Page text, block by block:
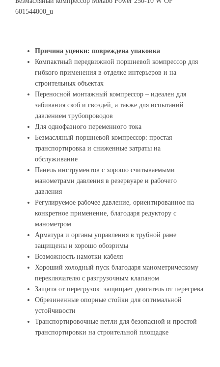
601544000_u
Причина уценки: повреждена упаковка
Компактный передвижной поршневой компрессор для
гибкого применения в отделке интерьеров и на
строительных объектах
Переносной монтажный компрессор – идеален для
забивания скоб и гвоздей, а также для испытаний
давлением трубопроводов
Для однофазного переменного тока
Безмасляный поршневой компрессор: простая
транспортировка и сниженные затраты на
обслуживание
Панель инструментов с хорошо считываемыми
манометрами давления в резервуаре и рабочего
давления
Регулируемое рабочее давление, ориентированное на
конкретное применение, благодаря редуктору с
манометром
Арматура и органы управления в трубной раме
защищены и хорошо обозримы
Возможность намотки кабеля
Хороший холодный пуск благодаря манометрическому
переключателю с разгрузочным клапаном
Защита от перегрузок: защищает двигатель от перегрева
Обрезиненные опорные стойки для оптимальной
устойчивости
Транспортировочные петли для безопасной и простой
транспортировки на строительной площадке